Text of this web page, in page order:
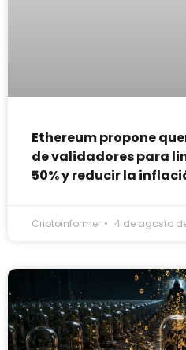
Ethereum propone
de validadores para
50% y reducir la
Criptoinforme 4 de agosto